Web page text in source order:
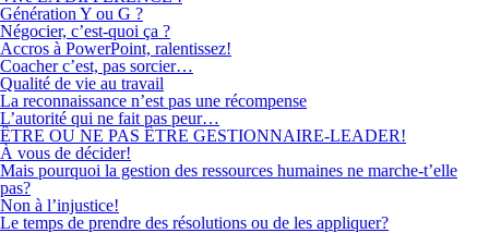
Génération Y ou G ?
Négocier, c’est-quoi ça ?
Accros à PowerPoint, ralentissez!
Coacher c’est, pas sorcier…
Qualité de vie au travail
La reconnaissance n’est pas une récompense
L’autorité qui ne fait pas peur…
ÊTRE OU NE PAS ÊTRE GESTIONNAIRE-LEADER!
À vous de décider!
Mais pourquoi la gestion des ressources humaines ne marche-t’elle
pas?
Non à l’injustice!
Le temps de prendre des résolutions ou de les appliquer?